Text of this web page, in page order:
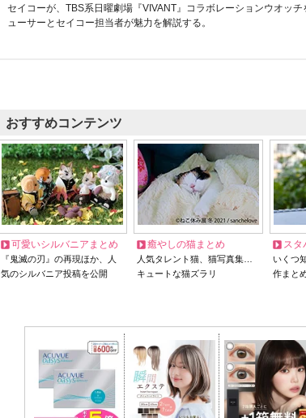
セイコーが、TBS系日曜劇場『VIVANT』コラボレーションウオッ
ューサーとセイコー担当者が魅力を解説する。
おすすめコンテンツ
可愛いシルバニアまとめ
『鬼滅の刃』の再現ほか、人
気のシルバニア投稿を公開
癒やしの猫まとめ
人気タレント猫、猫写真集…
キュートな猫ズラリ
スタ
いくつ
作まと